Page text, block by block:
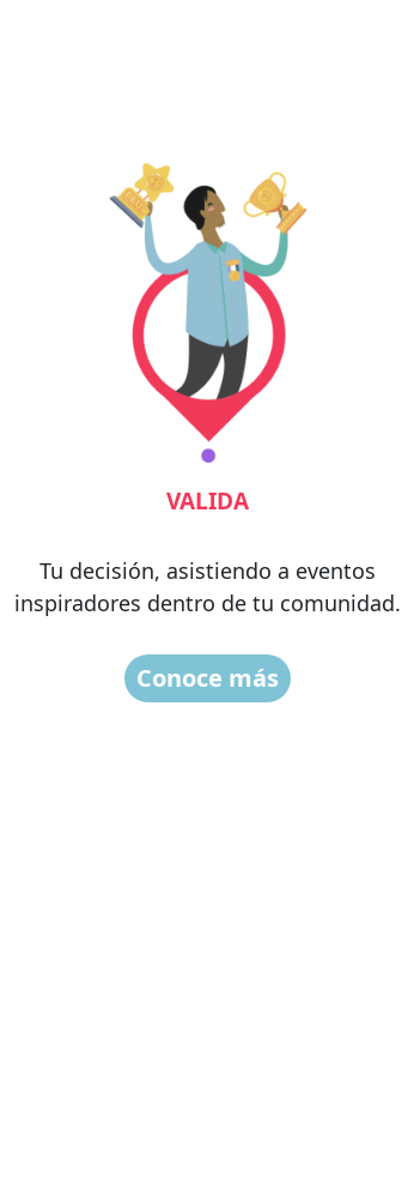
VALIDA
Tu decisión, asistiendo a eventos
inspiradores dentro de tu comunidad.
Conoce más